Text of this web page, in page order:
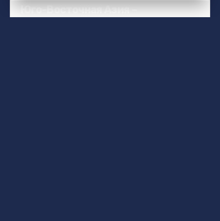
Юго-Восточная Азия –